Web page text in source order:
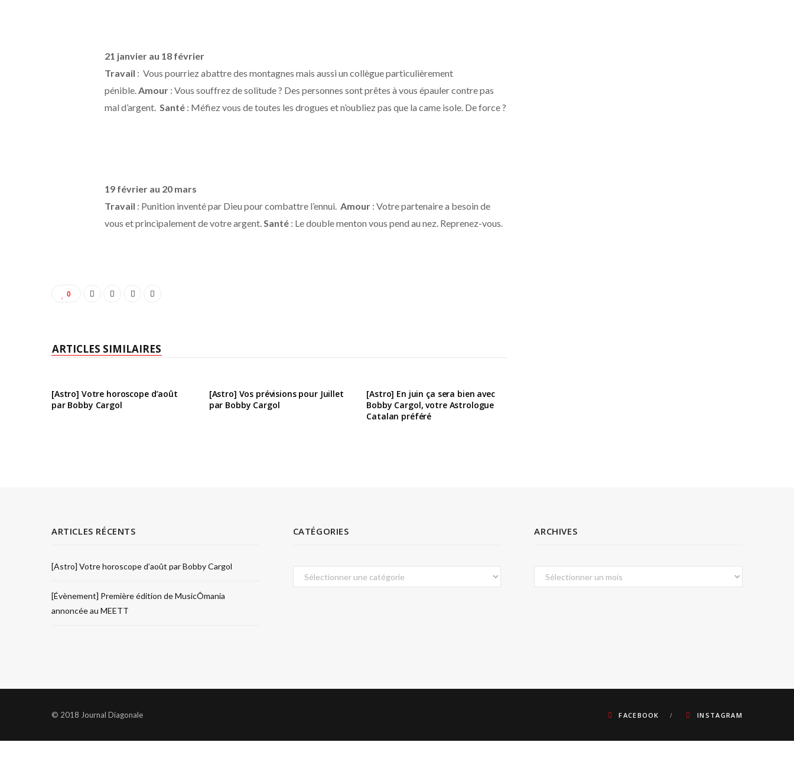
21 janvier au 18 février
Travail : Vous pourriez abattre des montagnes mais aussi un collègue particulièrement
pénible.Amour : Vous souffrez de solitude ? Des personnes sont prêtes à vous épauler contre pas
mal d’argent. Santé : Méfiez vous de toutes les drogues et n’oubliez pas que la came isole. De force ?
19 février au 20 mars
Travail : Punition inventé par Dieu pour combattre l’ennui. Amour : Votre partenaire a besoin de
vous et principalement de votre argent.Santé : Le double menton vous pend au nez. Reprenez-vous.
0
ARTICLES SIMILAIRES
[Astro] Votre horoscope d’août
par Bobby Cargol
[Astro] Vos prévisions pour Juillet
par Bobby Cargol
[Astro] En juin ça sera bien avec
Bobby Cargol, votre Astrologue
Catalan préféré
ARTICLES RÉCENTS
[Astro] Votre horoscope d’août par Bobby Cargol
[Évènement] Première édition de MusicÔmania
annoncée au MEETT
CATÉGORIES
Catégories
ARCHIVES
Archives
© 2018 Journal Diagonale FACEBOOK INSTAGRAM